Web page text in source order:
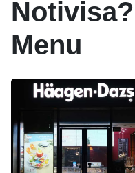
Menu